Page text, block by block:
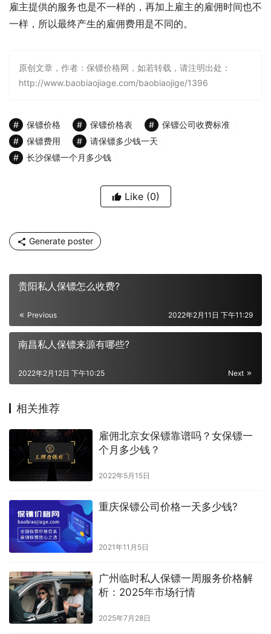
雇主提供的服务也是不一样的，再加上雇主的雇佣时间也不
一样，所以最终产生的雇佣费用是不同的。
原创文章，作者：保镖价格网，如若转载，请注明出处：
http://www.baobiaojiage.com/baobiaojige/1396
保镖价格 保镖价格表
保镖公司收费标准
保镖费用
请保镖多少钱一天
长沙保镖一个月多少钱
Like (0)
Generate poster
贵阳私人保镖怎么收费?
Previous 2022年2月11日 下午11:29
南昌私人保镖来源有哪些?
Next
2022年2月12日 下午10:25
相关推荐
雇佣北京女保镖靠谱吗？女保镖一
个月多少钱？
2022年5月15日
重庆保镖公司价格一天多少钱?
2021年11月5日
广州临时私人保镖一周服务价格解
析：2025年市场行情
2025年7月28日